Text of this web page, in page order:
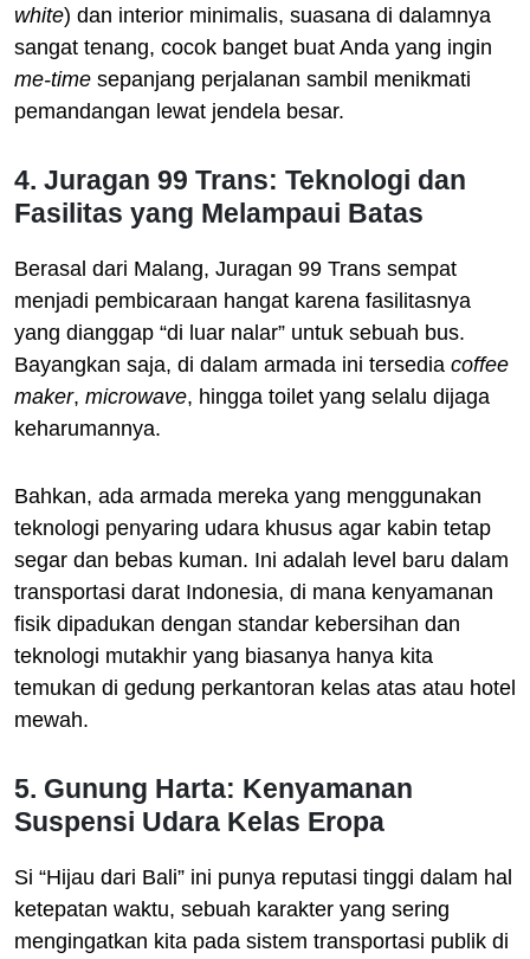
white) dan interior minimalis, suasana di dalamnya
sangat tenang, cocok banget buat Anda yang ingin
me-time sepanjang perjalanan sambil menikmati
pemandangan lewat jendela besar.
4. Juragan 99 Trans: Teknologi dan
Fasilitas yang Melampaui Batas
Berasal dari Malang, Juragan 99 Trans sempat
menjadi pembicaraan hangat karena fasilitasnya
yang dianggap “di luar nalar” untuk sebuah bus.
Bayangkan saja, di dalam armada ini tersedia coffee
maker, microwave, hingga toilet yang selalu dijaga
keharumannya.
Bahkan, ada armada mereka yang menggunakan
teknologi penyaring udara khusus agar kabin tetap
segar dan bebas kuman. Ini adalah level baru dalam
transportasi darat Indonesia, di mana kenyamanan
fisik dipadukan dengan standar kebersihan dan
teknologi mutakhir yang biasanya hanya kita
temukan di gedung perkantoran kelas atas atau hotel
mewah.
5. Gunung Harta: Kenyamanan
Suspensi Udara Kelas Eropa
Si “Hijau dari Bali” ini punya reputasi tinggi dalam hal
ketepatan waktu, sebuah karakter yang sering
mengingatkan kita pada sistem transportasi publik di